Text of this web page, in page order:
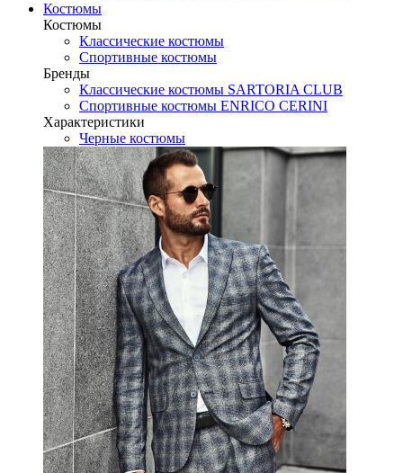
Костюмы
Костюмы
Классические костюмы
Спортивные костюмы
Бренды
Классические костюмы SARTORIA CLUB
Спортивные костюмы ENRICO CERINI
Характеристики
Черные костюмы